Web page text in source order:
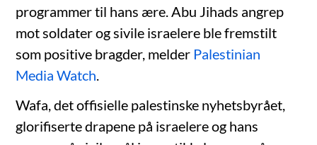
programmer til hans ære. Abu Jihads angrep
mot soldater og sivile israelere ble fremstilt
som positive bragder, melder Palestinian
Media Watch.
Wafa, det offisielle palestinske nyhetsbyrået,
glorifiserte drapene på israelere og hans